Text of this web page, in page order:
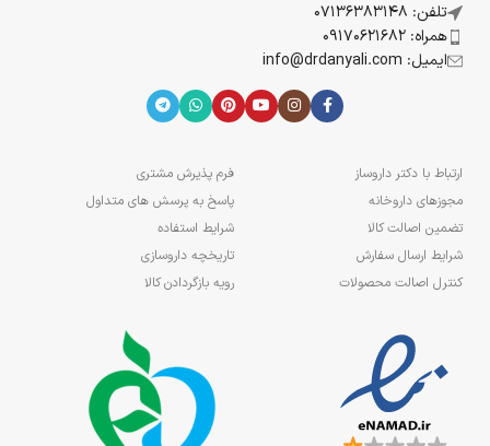
تلفن: 07136383148
همراه: 09170621682
ایمیل: info@drdanyali.com
ارتباط با دکتر داروساز
مجوزهای داروخانه
تضمین اصالت کالا
شرایط ارسال سفارش
کنترل اصالت محصولات
فرم پذیرش مشتری
پاسخ به پرسش های متداول
شرایط استفاده
تاریخچه داروسازی
رویه بازگردادن کالا